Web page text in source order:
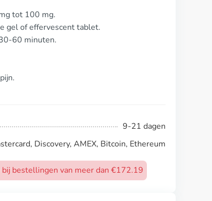
tot 100 mg.
gel of effervescent tablet.
60 minuten.
9-21 dagen
Discovery, AMEX, Bitcoin, Ethereum
bestellingen van meer dan €172.19